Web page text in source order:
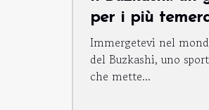
per i più
Immergetevi nel
del Buzkashi, uno
che mette...